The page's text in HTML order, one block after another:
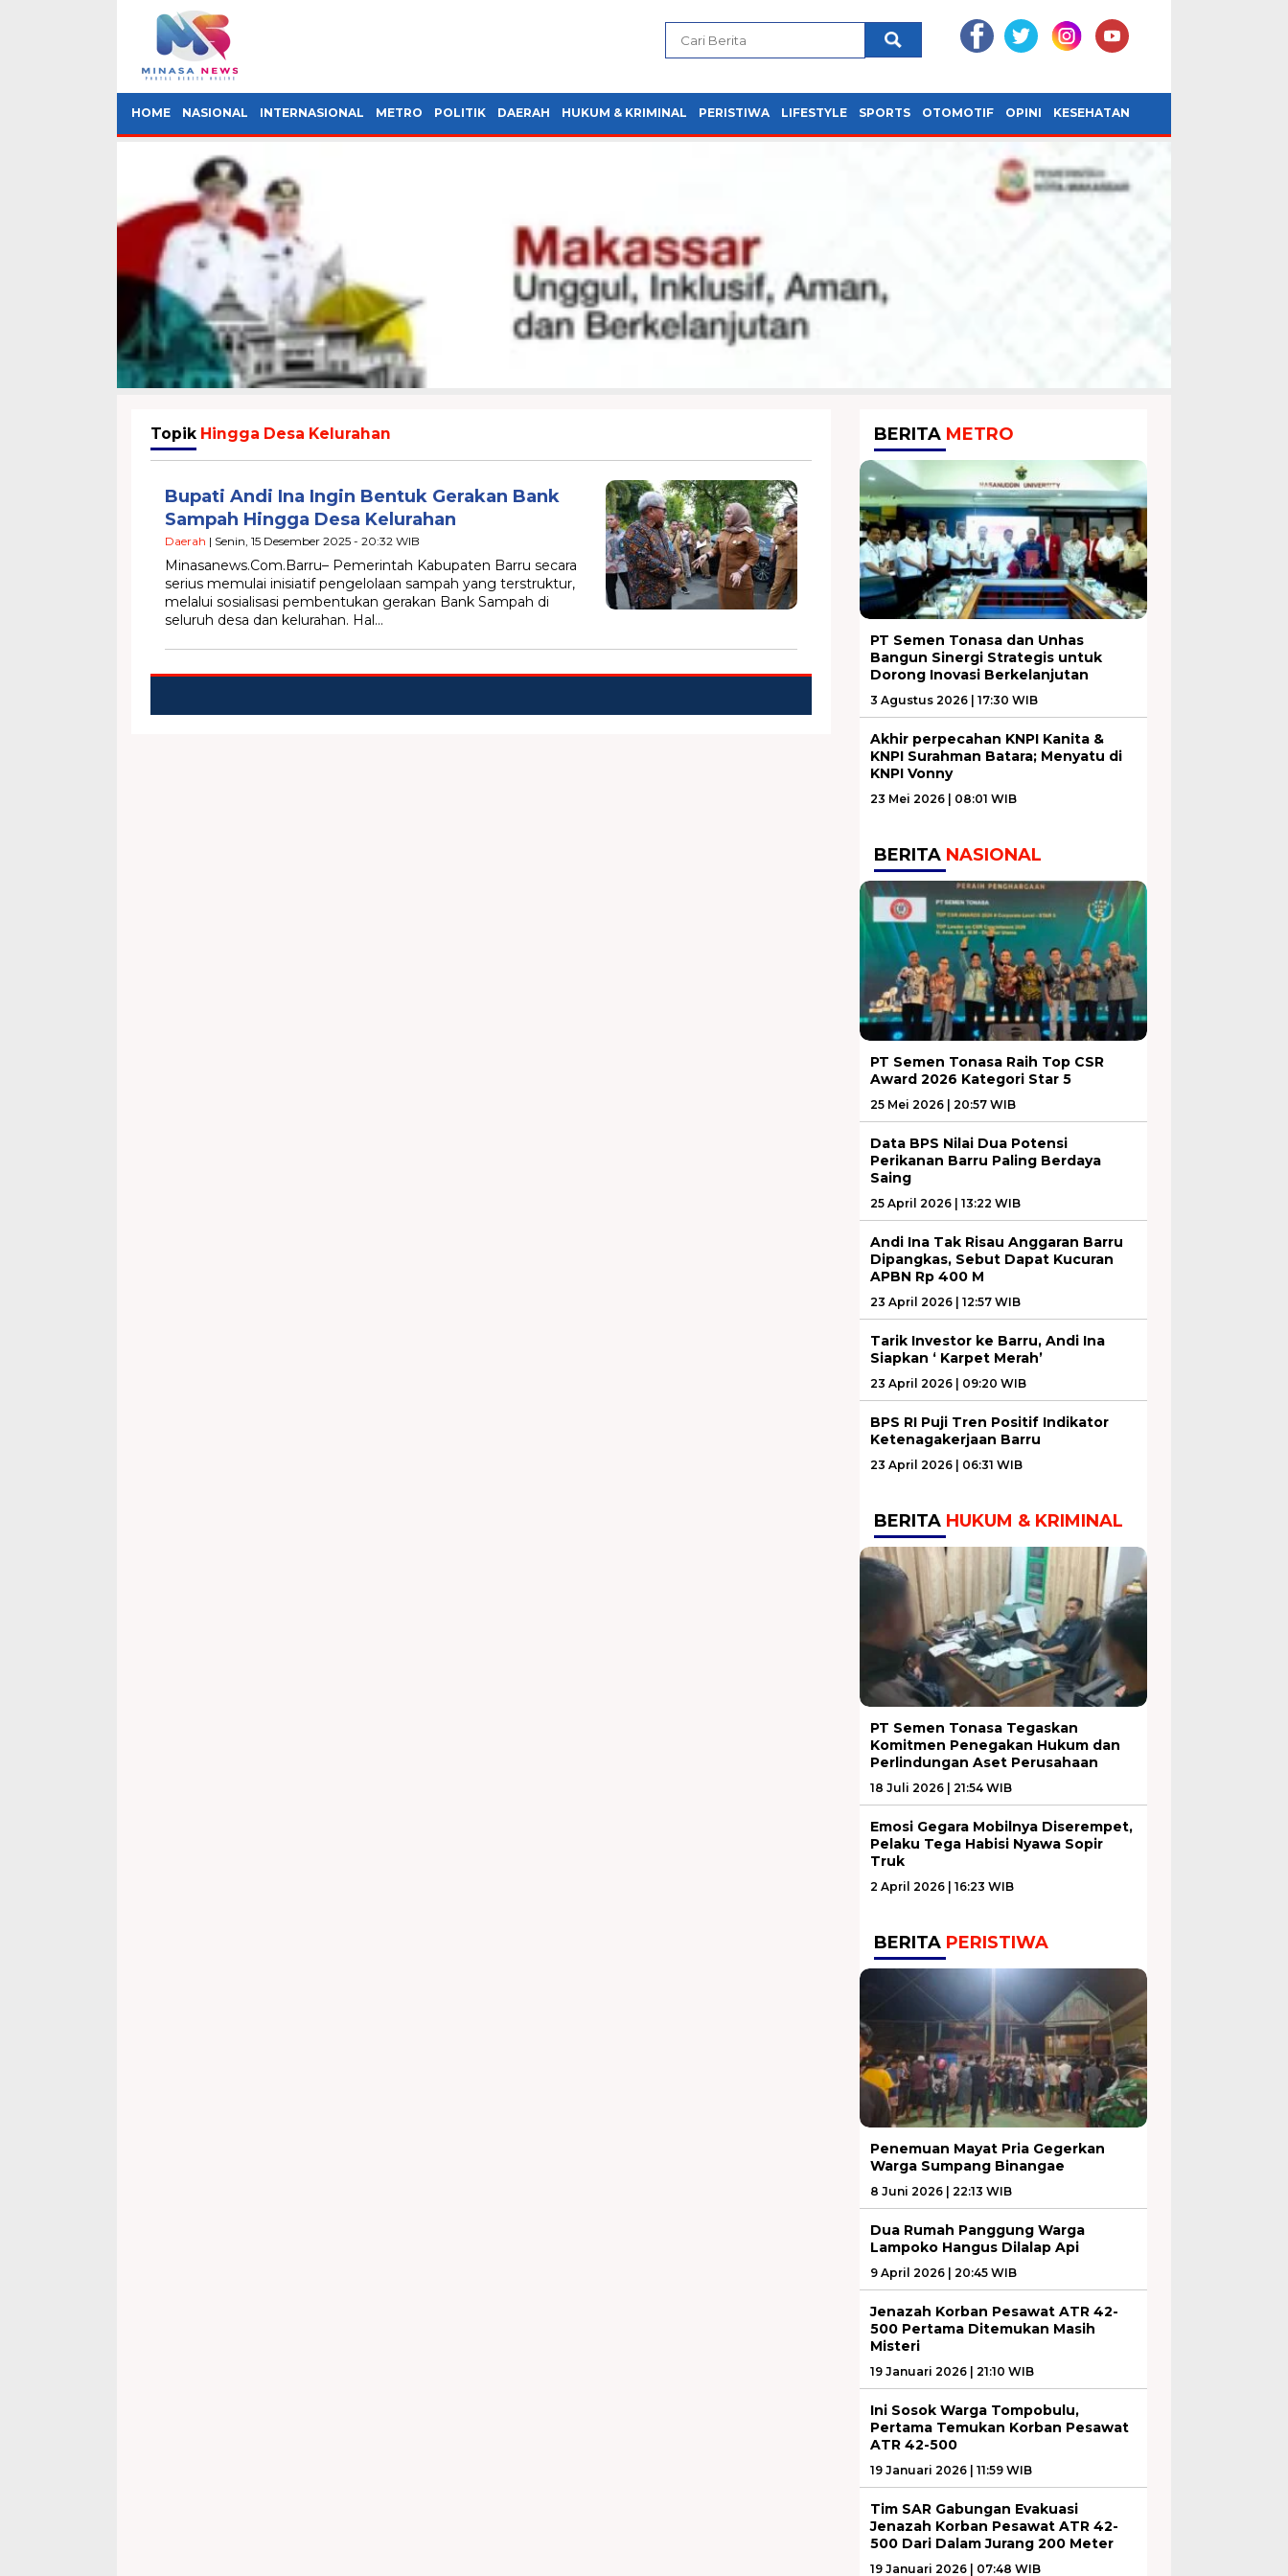
HOME NASIONAL INTERNASIONAL METRO POLITIK DAERAH HUKUM & KRIMINAL PERISTIWA LIFESTYLE SPORTS OTOMOTIF OPINI KESEHATAN
Topik Hingga Desa Kelurahan
Bupati Andi Ina Ingin Bentuk Gerakan Bank
Sampah Hingga Desa Kelurahan
Daerah | Senin, 15 Desember 2025 - 20:32 WIB
Minasanews.Com.Barru– Pemerintah Kabupaten Barru secara
serius memulai inisiatif pengelolaan sampah yang terstruktur,
melalui sosialisasi pembentukan gerakan Bank Sampah di
seluruh desa dan kelurahan. Hal…
BERITA METRO
PT Semen Tonasa dan Unhas
Bangun Sinergi Strategis untuk
Dorong Inovasi Berkelanjutan
3 Agustus 2026 | 17:30 WIB
Akhir perpecahan KNPI Kanita &
KNPI Surahman Batara; Menyatu di
KNPI Vonny
23 Mei 2026 | 08:01 WIB
BERITA NASIONAL
PT Semen Tonasa Raih Top CSR
Award 2026 Kategori Star 5
25 Mei 2026 | 20:57 WIB
Data BPS Nilai Dua Potensi
Perikanan Barru Paling Berdaya
Saing
25 April 2026 | 13:22 WIB
Andi Ina Tak Risau Anggaran Barru
Dipangkas, Sebut Dapat Kucuran
APBN Rp 400 M
23 April 2026 | 12:57 WIB
Tarik Investor ke Barru, Andi Ina
Siapkan ‘ Karpet Merah’
23 April 2026 | 09:20 WIB
BPS RI Puji Tren Positif Indikator
Ketenagakerjaan Barru
23 April 2026 | 06:31 WIB
BERITA HUKUM & KRIMINAL
PT Semen Tonasa Tegaskan
Komitmen Penegakan Hukum dan
Perlindungan Aset Perusahaan
18 Juli 2026 | 21:54 WIB
Emosi Gegara Mobilnya Diserempet,
Pelaku Tega Habisi Nyawa Sopir
Truk
2 April 2026 | 16:23 WIB
BERITA PERISTIWA
Penemuan Mayat Pria Gegerkan
Warga Sumpang Binangae
8 Juni 2026 | 22:13 WIB
Dua Rumah Panggung Warga
Lampoko Hangus Dilalap Api
9 April 2026 | 20:45 WIB
Jenazah Korban Pesawat ATR 42-
500 Pertama Ditemukan Masih
Misteri
19 Januari 2026 | 21:10 WIB
Ini Sosok Warga Tompobulu,
Pertama Temukan Korban Pesawat
ATR 42-500
19 Januari 2026 | 11:59 WIB
Tim SAR Gabungan Evakuasi
Jenazah Korban Pesawat ATR 42-
500 Dari Dalam Jurang 200 Meter
19 Januari 2026 | 07:48 WIB